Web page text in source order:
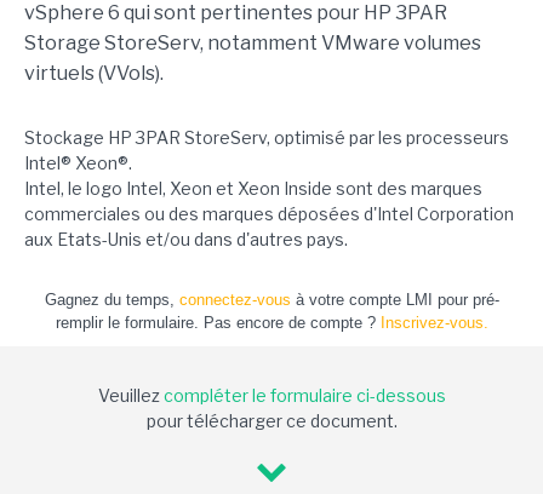
vSphere 6 qui sont pertinentes pour HP 3PAR
Storage StoreServ, notamment VMware volumes
virtuels (VVols).
Stockage HP 3PAR StoreServ, optimisé par les processeurs
Intel® Xeon®.
Intel, le logo Intel, Xeon et Xeon Inside sont des marques
commerciales ou des marques déposées d'Intel Corporation
aux Etats-Unis et/ou dans d'autres pays.
Gagnez du temps, connectez-vous à votre compte LMI pour pré-
remplir le formulaire. Pas encore de compte ? Inscrivez-vous.
Veuillezcompléter le formulaire ci-dessous
pour télécharger ce document.